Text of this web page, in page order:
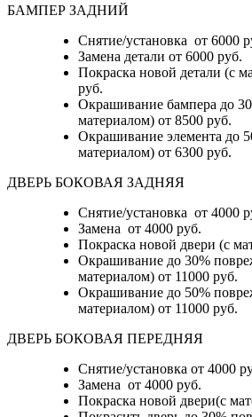
БАМПЕР ЗАДНИЙ
Снятие/установка от 6000
Замена детали от 6000 руб.
Покраска новой детали (с
руб.
Окрашивание бампера до
материалом) от 8500 руб.
Окрашивание элемента до
материалом) от 6300 руб.
ДВЕРЬ БОКОВАЯ ЗАДНЯЯ
Снятие/установка от 4000
Замена от 4000 руб.
Покраска новой двери (с
Окрашивание до 30%
материалом) от 11000 руб.
Окрашивание до 50%
материалом) от 11000 руб.
ДВЕРЬ БОКОВАЯ ПЕРЕДНЯЯ
Снятие/установка от 4000
Замена от 4000 руб.
Покраска новой двери(с